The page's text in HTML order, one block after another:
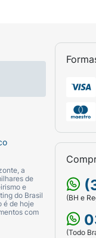
a
de
e
do Brasil
é de hoje
com
(BH e
(Todo